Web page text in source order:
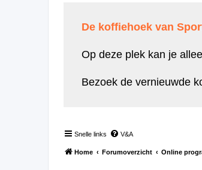
De koffiehoek van
Op deze plek kan je
Bezoek de vernieuwde
Snelle links V&A
Home Forumoverzicht Online